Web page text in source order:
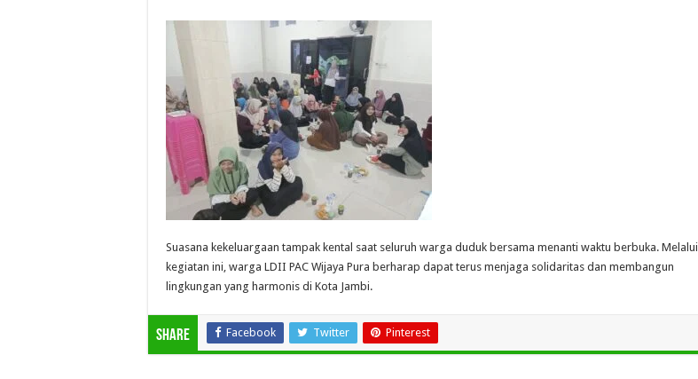
Suasana kekeluargaan tampak kental saat seluruh warga duduk bersama menanti waktu berbuka. Melalui
kegiatan ini, warga LDII PAC Wijaya Pura berharap dapat terus menjaga solidaritas dan membangun
lingkungan yang harmonis di Kota Jambi.
Share Facebook Twitter Pinterest